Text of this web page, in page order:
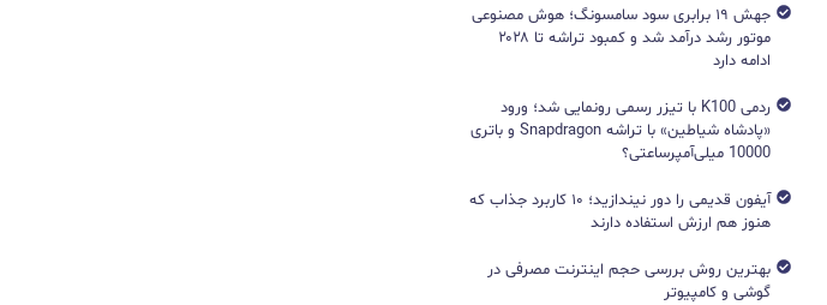
جهش ۱۹ برابری سود سامسونگ؛ هوش مصنوعی
موتور رشد درآمد شد و کمبود تراشه تا ۲۰۲۸
ادامه دارد
ردمی K100 با تیزر رسمی رونمایی شد؛ ورود
«پادشاه شیاطین» با تراشه Snapdragon و باتری
10000 میلی‌آمپرساعتی؟
آیفون قدیمی را دور نیندازید؛ ۱۰ کاربرد جذاب که
هنوز هم ارزش استفاده دارند
بهترین روش بررسی حجم اینترنت مصرفی در
گوشی و کامپیوتر